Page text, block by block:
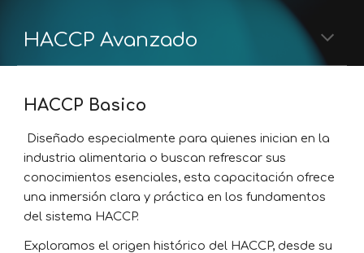
HACCP Avanzado
HACCP Basico
Diseñado especialmente para quienes inician en la
industria alimentaria o buscan refrescar sus
conocimientos esenciales, esta capacitación ofrece
una inmersión clara y práctica en los fundamentos
del sistema HACCP.
Exploramos el origen histórico del HACCP, desde su